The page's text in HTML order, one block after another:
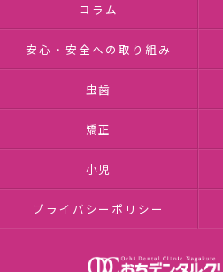
コラム
安心・安全への取り組み
虫歯
矯正
小児
プライバシーポリシー